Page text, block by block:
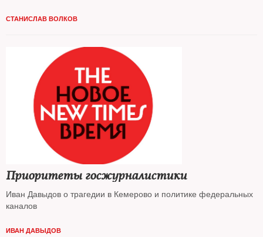
СТАНИСЛАВ ВОЛКОВ
Приоритеты госжурналистики
Иван Давыдов о трагедии в Кемерово и политике федеральных
каналов
ИВАН ДАВЫДОВ